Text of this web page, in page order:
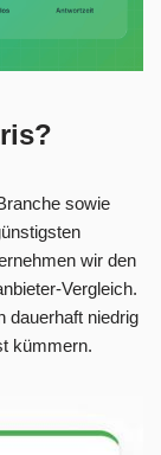
sowie
wir den
Vergleich.
dauerhaft niedrig
kümmern.